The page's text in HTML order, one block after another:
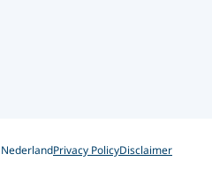
Privacy PolicyDisclaimer